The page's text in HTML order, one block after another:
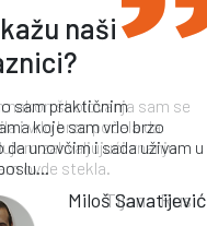
naši
nakon školovanja sam se
i vrlo brzo počela da
zahvaljujući znanju
ovde stekla.
Tijana Rusić